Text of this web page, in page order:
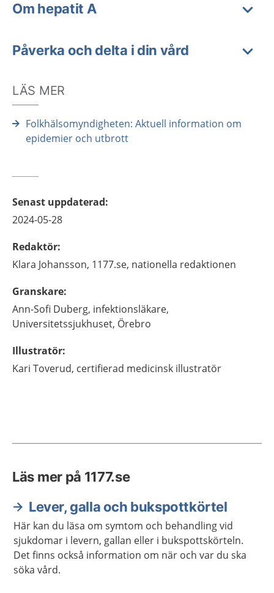
Om hepatit A
Påverka och delta i din vård
LÄS MER
Folkhälsomyndigheten: Aktuell information om
epidemier och utbrott
Senast uppdaterad:
2024-05-28
Redaktör:
Klara Johansson, 1177.se, nationella redaktionen
Granskare:
Ann-Sofi Duberg, infektionsläkare,
Universitetssjukhuset, Örebro
Illustratör:
Kari Toverud, certifierad medicinsk illustratör
Läs mer på 1177.se
Lever, galla och bukspottkörtel
Här kan du läsa om symtom och behandling vid
sjukdomar i levern, gallan eller i bukspottskörteln.
Det finns också information om när och var du ska
söka vård.